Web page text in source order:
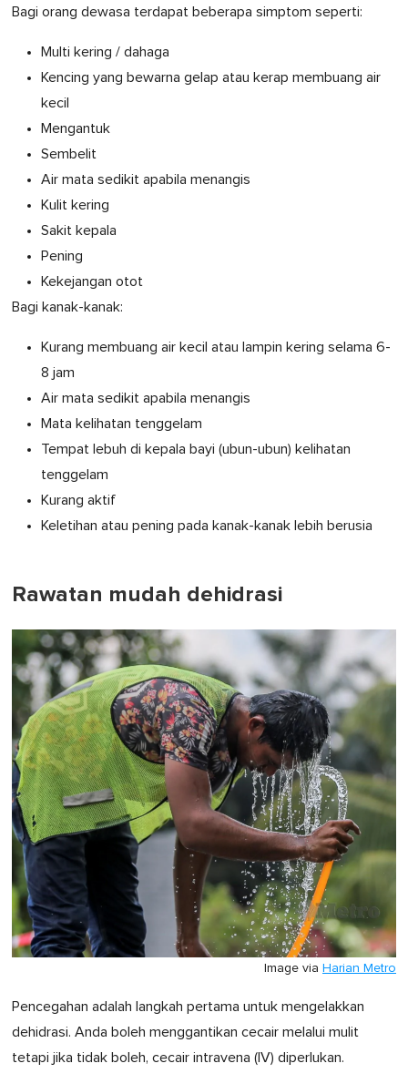
Bagi orang dewasa terdapat beberapa simptom seperti:
Multi kering / dahaga
Kencing yang bewarna gelap atau kerap membuang air
kecil
Mengantuk
Sembelit
Air mata sedikit apabila menangis
Kulit kering
Sakit kepala
Pening
Kekejangan otot
Bagi kanak-kanak:
Kurang membuang air kecil atau lampin kering selama 6-
8 jam
Air mata sedikit apabila menangis
Mata kelihatan tenggelam
Tempat lebuh di kepala bayi (ubun-ubun) kelihatan
tenggelam
Kurang aktif
Keletihan atau pening pada kanak-kanak lebih berusia
Rawatan mudah dehidrasi
Image via Harian Metro
Pencegahan adalah langkah pertama untuk mengelakkan
dehidrasi. Anda boleh menggantikan cecair melalui mulit
tetapi jika tidak boleh, cecair intravena (IV) diperlukan.